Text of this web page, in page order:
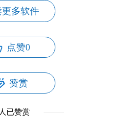
更多软件
点赞0
赞赏
已赞赏